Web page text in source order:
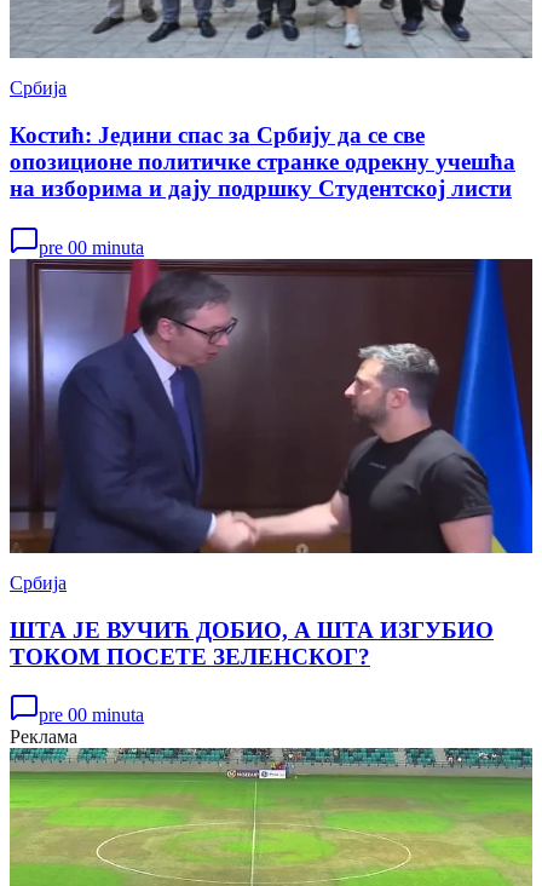
Србија
Костић: Једини спас за Србију да се све
опозиционе политичке странке одрекну учешћа
на изборима и дају подршку Студентској листи
pre 00 minuta
Србија
ШТА ЈЕ ВУЧИЋ ДОБИО, А ШТА ИЗГУБИО
ТОКОМ ПОСЕТЕ ЗЕЛЕНСКОГ?
pre 00 minuta
Реклама